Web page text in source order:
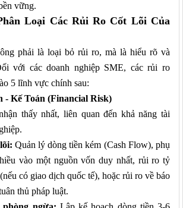
vững.
Loại Các Rủi Ro Cốt Lõi Của
phải là loại bỏ rủi ro, mà là hiểu rõ và
với cácdoanh nghiệp SME, các rủi ro
5 lĩnh vực chính sau:
- Kế Toán (Financial Risk)
thấy nhất, liên quan đến khả năng tài
Quản lý dòng tiền kém (Cash Flow), phụ
vào một nguồn vốn duy nhất, rủi ro tỷ
có giao dịch quốc tế), hoặc rủi ro về báo
thủ pháp luật.